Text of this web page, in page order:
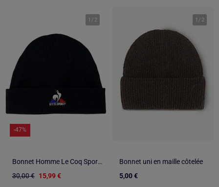
1 / 2
-47%
Bonnet Homme Le Coq Sportif
30,00 € 15,99 €
1 / 2
Bonnet uni en maille côtelée
5,00 €